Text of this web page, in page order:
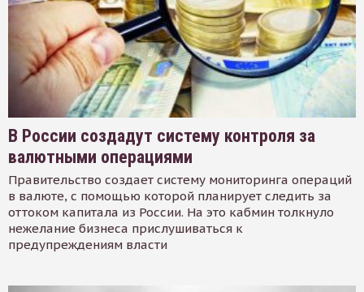
В России создадут систему контроля за
валютными операциями
Правительство создает систему мониторинга операций
в валюте, с помощью которой планирует следить за
оттоком капитала из России. На это кабмин толкнуло
нежелание бизнеса прислушиваться к
предупреждениям власти